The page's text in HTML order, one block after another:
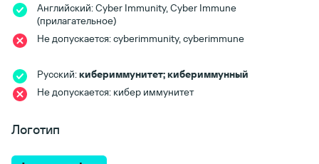
Английский: Cyber Immunity, Cyber Immune
(прилагательное)
Не допускается: cyberimmunity, cyberimmune
Русский:кибериммунитет; кибериммунный
Не допускается: кибер иммунитет
Логотип